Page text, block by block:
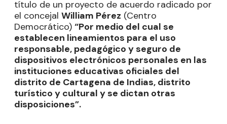
título de un proyecto de acuerdo radicado por
el concejal William Pérez (Centro
Democrático) “Por medio del cual se
establecen lineamientos para el uso
responsable, pedagógico y seguro de
dispositivos electrónicos personales en las
instituciones educativas oficiales del
distrito de Cartagena de Indias, distrito
turístico y cultural y se dictan otras
disposiciones”.